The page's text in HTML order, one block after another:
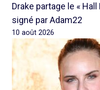
Drake partage le «
signé par Adam22
10 août 2026